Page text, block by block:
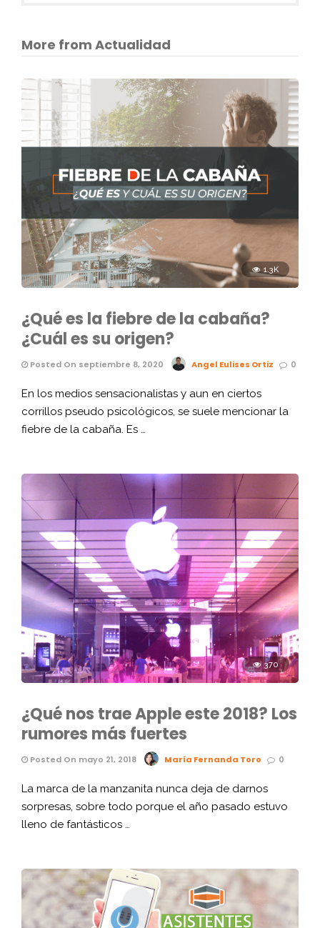
More from Actualidad
1.3K
¿Qué es la fiebre de la cabaña?
¿Cuál es su origen?
Posted On septiembre 8, 2020 Angel Eulises Ortiz 0
En los medios sensacionalistas y aun en ciertos
corrillos pseudo psicológicos, se suele mencionar la
fiebre de la cabaña. Es …
370
¿Qué nos trae Apple este 2018? Los
rumores más fuertes
Posted On mayo 21, 2018 María Fernanda Toro 0
La marca de la manzanita nunca deja de darnos
sorpresas, sobre todo porque el año pasado estuvo
lleno de fantásticos …